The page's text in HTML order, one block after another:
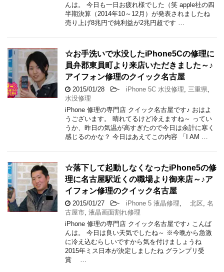
んは。 今日も一日お疲れ様でした（笑 apple社の四
半期決算（2014年10～12月）が発表されましたね
売り上げ8兆円で純利益が2兆円超です …
☆お手洗いで水没したiPhone5Cの修理に
員弁郡東員町より来店いただきました～♪
アイフォン修理のクイック名古屋
2015/01/28 - iPhone 5C 水没修理 三重県
水没修理
iPhone 修理の専門店 クイック名古屋です♪ おはよ
うございます。 晴れてるけど冷えますね～ ってい
うか、昨日の気温が高すぎたので今日は余計に寒く
感じるのかな？ 今日はあえてこの内容 「I AM …
☆落下して起動しなくなったiPhone5の修
理に名古屋駅近くの職場より御来店～♪ア
イフォン修理のクイック名古屋
2015/01/27 - iPhone 5 液晶修理 北区 名
古屋市 液晶画面割れ修理
iPhone 修理の専門店 クイック名古屋です♪ こんば
んは。 今日は良い天気でしたね～ ※今晩から急激
に冷え込むらしいですから気を付けましょうね
2015年ミス日本が決定しましたね グランプリ受
賞 …